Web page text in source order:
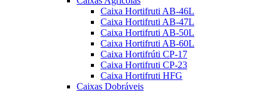
Caixa Hortifruti AB-46L
Caixa Hortifruti AB-47L
Caixa Hortifruti AB-50L
Caixa Hortifruti AB-60L
Caixa Hortifrúti CP-17
Caixa Hortifruti CP-23
Caixa Hortifruti HFG
Caixas Dobráveis